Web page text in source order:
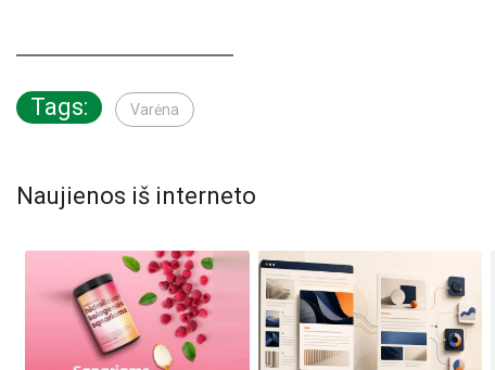
Tags: Varėna
Naujienos iš interneto